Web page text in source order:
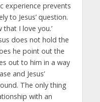
experience prevents
to Jesus’ question.
that I love you.’
does not hold the
he point out the
out to him in a way
and Jesus’
The only thing
with an